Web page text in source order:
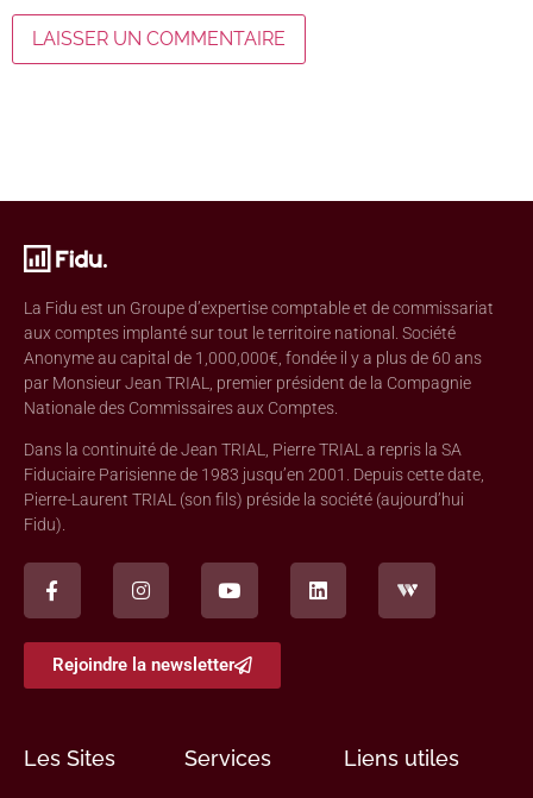
La Fidu est un Groupe d’expertise comptable et de commissariat
aux comptes implanté sur tout le territoire national. Société
Anonyme au capital de 1,000,000€, fondée il y a plus de 60 ans
par Monsieur Jean TRIAL, premier président de la Compagnie
Nationale des Commissaires aux Comptes.
Dans la continuité de Jean TRIAL, Pierre TRIAL a repris la SA
Fiduciaire Parisienne de 1983 jusqu’en 2001. Depuis cette date,
Pierre-Laurent TRIAL (son fils) préside la société (aujourd’hui
Fidu).
Rejoindre la newsletter
Les Sites Services Liens utiles